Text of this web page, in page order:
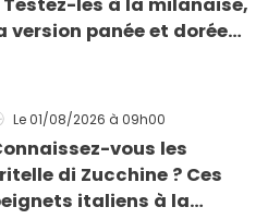
Testez-les à la milanaise,
version panée et dorée
Le 01/08/2026 à 09h00
vous les
di Zucchine ? Ces
italiens à la